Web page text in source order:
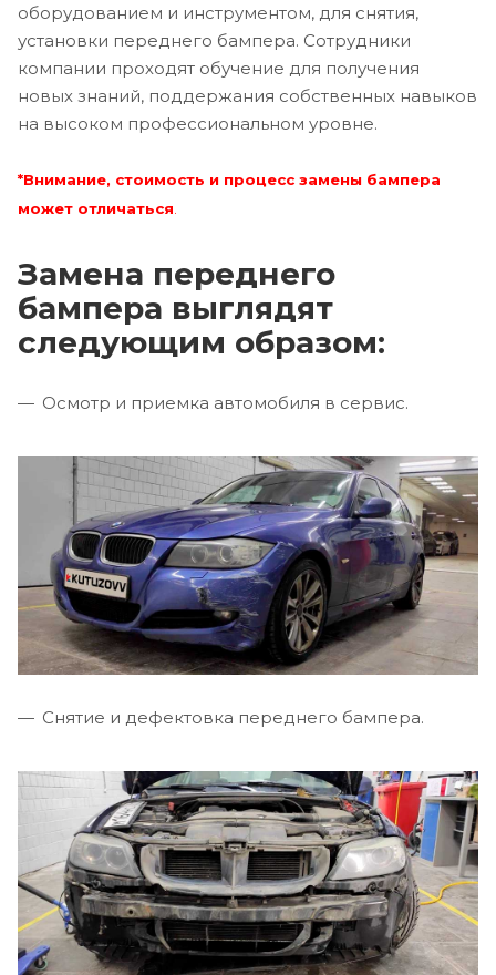
оборудованием и инструментом, для снятия,
установки переднего бампера. Сотрудники
компании проходят обучение для получения
новых знаний, поддержания собственных навыков
на высоком профессиональном уровне.
*Внимание, стоимость и процесс замены бампера
может отличаться
Замена переднего
бампера выглядят
следующим образом:
Осмотр и приемка автомобиля в сервис.
Снятие и дефектовка переднего бампера.